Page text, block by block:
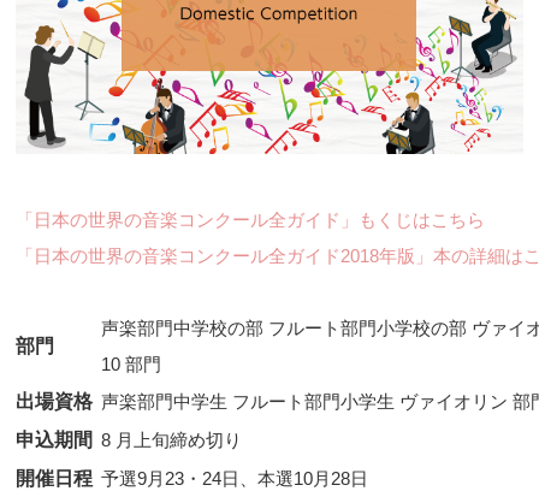
「日本の世界の音楽コンクール全ガイド」もくじはこちら
「日本の世界の音楽コンクール全ガイド2018年版」本の詳細は
部門
声楽部門中学校の部 フルート部門小学校の部 ヴァイ
10 部門
出場資格 声楽部門中学生 フルート部門小学生 ヴァイオリン 部
申込期間 8 月上旬締め切り
開催日程 予選9月23・24日、本選10月28日